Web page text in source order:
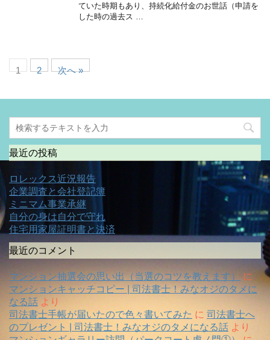
ていた時期もあり、持続化給付金のお世話（申請を
した時の過去ス …
1 2 次へ »
最近の投稿
ロレックス近況報告
企業調査と会社登記簿
ミニマム事業承継
自分の身は自分で守れ
住宅用家屋証明書と決済
最近のコメント
マンション抽選会の思い出（当選のコツを教えます） に
マンションキャッチコピー | 司法書士！みなオジのタメに
なる話 より
司法書士手帳が届いたので色々書いてみた に 司法書士へ
のプレゼント | 司法書士！みなオジのタメになる話 より